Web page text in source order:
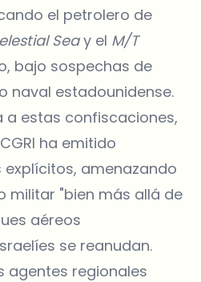
el petrolero de
Seay el M/T
bajo sospechas de
naval estadounidense.
a estas confiscaciones,
ha emitido
amenazando
militar "bien más allá de
aéreos
se reanudan.
agentes regionales